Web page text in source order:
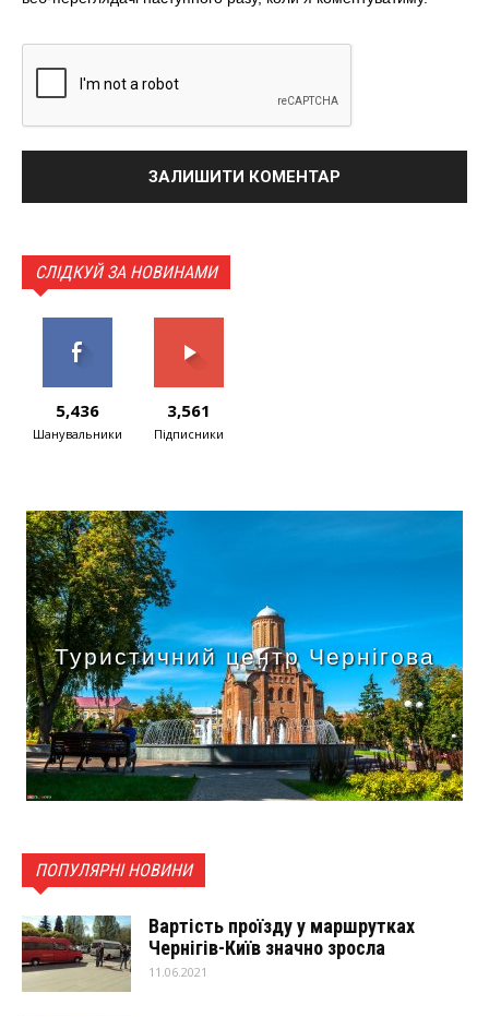
СЛІДКУЙ ЗА НОВИНАМИ
5,436
Шанувальники
3,561
Підписники
Туристичний центр Чернігова
ПОПУЛЯРНІ НОВИНИ
Вартість проїзду у маршрутках
Чернігів-Київ значно зросла
11.06.2021